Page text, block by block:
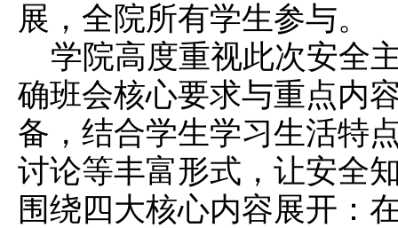
展，全院所有学生参与。
学院高度重视此次安全
确班会核心要求与重点内
备，结合学生学习生活特
讨论等丰富形式，让安全
围绕四大核心内容展开：